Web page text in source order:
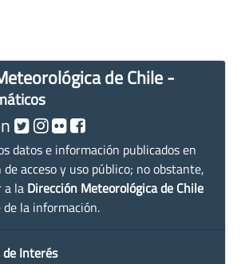
de Chile -
datos e información publicados en
acceso y uso público; no obstante,
a la Dirección Meteorológica de Chile
la información.
Interés